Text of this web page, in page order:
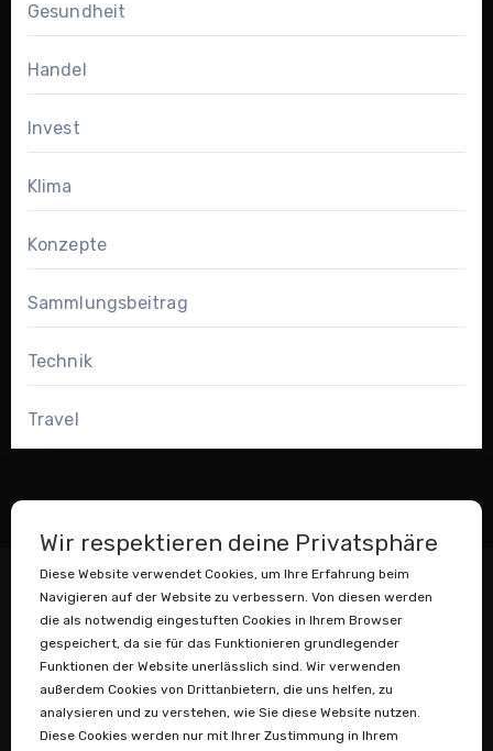
Gesundheit
Handel
Invest
Klima
Konzepte
Sammlungsbeitrag
Technik
Travel
Datenstaubsauger
Wir respektieren deine Privatsphäre
Diese Website verwendet Cookies, um Ihre Erfahrung beim
Navigieren auf der Website zu verbessern. Von diesen werden
die als notwendig eingestuften Cookies in Ihrem Browser
gespeichert, da sie für das Funktionieren grundlegender
Funktionen der Website unerlässlich sind. Wir verwenden
außerdem Cookies von Drittanbietern, die uns helfen, zu
analysieren und zu verstehen, wie Sie diese Website nutzen.
Diese Cookies werden nur mit Ihrer Zustimmung in Ihrem